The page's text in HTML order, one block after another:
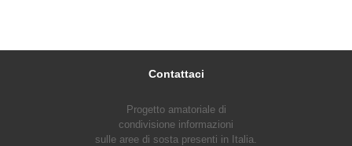
Contattaci
Progetto amatoriale di
condivisione informazioni
sulle aree di sosta presenti in Italia.